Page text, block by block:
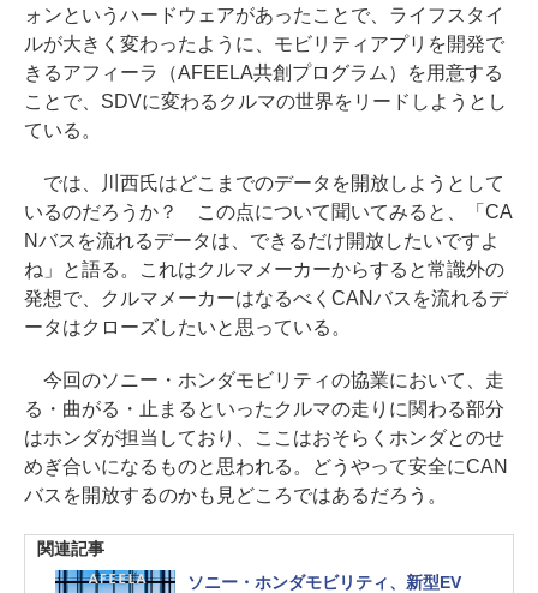
ォンというハードウェアがあったことで、ライフスタイ
ルが大きく変わったように、モビリティアプリを開発で
きるアフィーラ（AFEELA共創プログラム）を用意する
ことで、SDVに変わるクルマの世界をリードしようとし
ている。
では、川西氏はどこまでのデータを開放しようとして
いるのだろうか？ この点について聞いてみると、「CA
Nバスを流れるデータは、できるだけ開放したいですよ
ね」と語る。これはクルマメーカーからすると常識外の
発想で、クルマメーカーはなるべくCANバスを流れるデ
ータはクローズしたいと思っている。
今回のソニー・ホンダモビリティの協業において、走
る・曲がる・止まるといったクルマの走りに関わる部分
はホンダが担当しており、ここはおそらくホンダとのせ
めぎ合いになるものと思われる。どうやって安全にCAN
バスを開放するのかも見どころではあるだろう。
関連記事
ソニー・ホンダモビリティ、新型EV